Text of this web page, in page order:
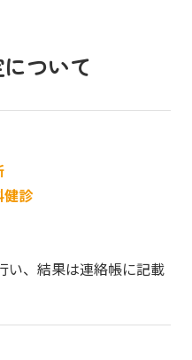
ついて
健診
い、結果は連絡帳に記載